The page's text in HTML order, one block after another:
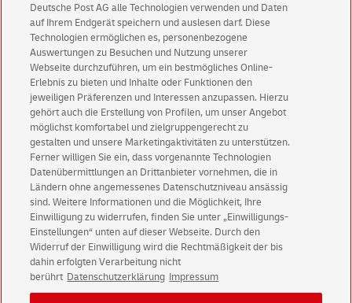
E-mail: MLBF[at]ms.sachsen-anhalt.de
German page
Legal Using this website Data Protection
Deutsche Post AG alle Technologien verwenden und Daten
auf Ihrem Endgerät speichern und auslesen darf. Diese
Technologien ermöglichen es, personenbezogene
Auswertungen zu Besuchen und Nutzung unserer
Webseite durchzuführen, um ein bestmögliches Online-
Erlebnis zu bieten und Inhalte oder Funktionen den
jeweiligen Präferenzen und Interessen anzupassen. Hierzu
gehört auch die Erstellung von Profilen, um unser Angebot
möglichst komfortabel und zielgruppengerecht zu
gestalten und unsere Marketingaktivitäten zu unterstützen.
Ferner willigen Sie ein, dass vorgenannte Technologien
Datenübermittlungen an Drittanbieter vornehmen, die in
Ländern ohne angemessenes Datenschutzniveau ansässig
sind. Weitere Informationen und die Möglichkeit, Ihre
Einwilligung zu widerrufen, finden Sie unter „Einwilligungs-
Einstellungen“ unten auf dieser Webseite. Durch den
Widerruf der Einwilligung wird die Rechtmäßigkeit der bis
dahin erfolgten Verarbeitung nicht
berührt Datenschutzerklärung Impressum